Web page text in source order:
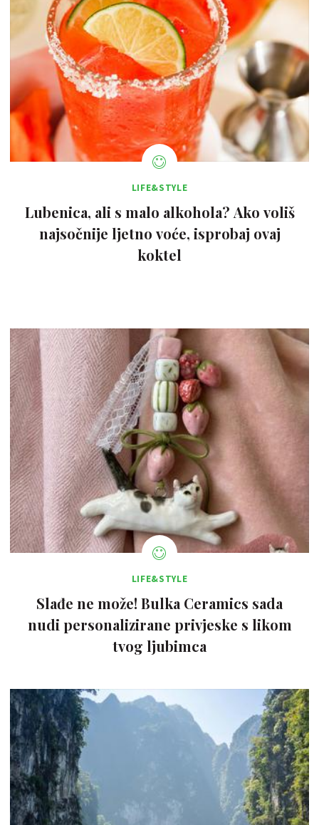
LIFE&STYLE
Lubenica, ali s malo alkohola? Ako voliš
najsočnije ljetno voće, isprobaj ovaj
koktel
LIFE&STYLE
Slađe ne može! Bulka Ceramics sada
nudi personalizirane privjeske s likom
tvog ljubimca